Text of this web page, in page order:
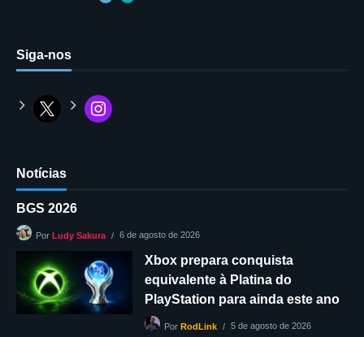
Siga-nos
Notícias
BGS 2026
PorLudy Sakura 6 de agosto de 2026
Xbox prepara conquista
equivalente à Platina do
PlayStation para ainda este ano
PorRodLink 5 de agosto de 2026